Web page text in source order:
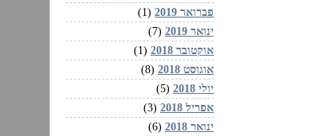
פברואר 2019
(1)
ינואר 2019
(7)
אוקטובר 2018
(1)
אוגוסט 2018
(8)
יולי 2018
(5)
אפריל 2018
(3)
ינואר 2018
(6)